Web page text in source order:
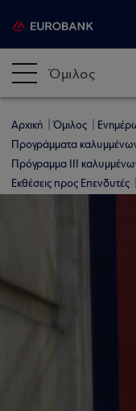
Όμιλος
Αρχική Όμιλος
Προγράμματα
Πρόγραμμα ΙΙI
Εκθέσεις προς Επενδυτές